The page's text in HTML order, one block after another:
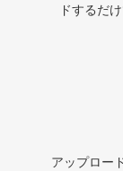
ドするだ
アップロー